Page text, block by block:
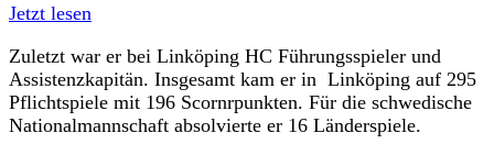
Jetzt lesen
Zuletzt war er bei Linköping HC Führungsspieler und
Assistenzkapitän. Insgesamt kam er in Linköping auf 295
Pflichtspiele mit 196 Scornrpunkten. Für die schwedische
Nationalmannschaft absolvierte er 16 Länderspiele.